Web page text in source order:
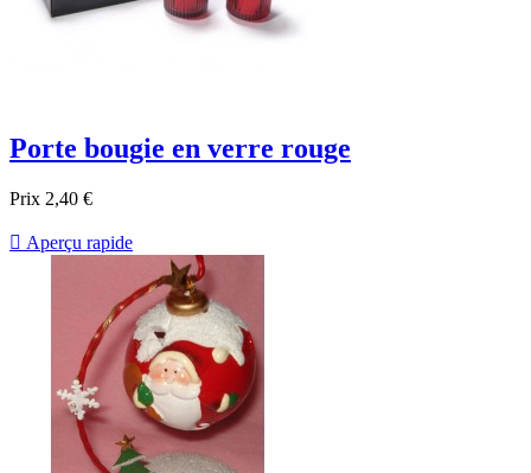
Porte bougie en verre rouge
Prix 2,40 €
 Aperçu rapide